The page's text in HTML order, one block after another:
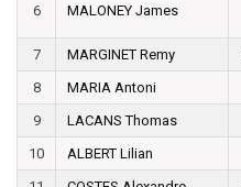
6 MALONEY James
7 MARGINET Remy
8
MARIA Antoni
9
LACANS Thomas
10
ALBERT Lilian